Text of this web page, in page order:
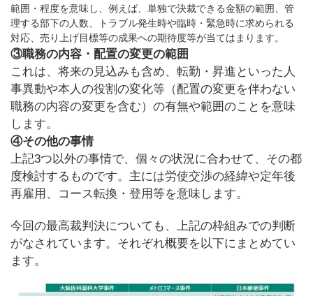
範囲・程度を意味し、例えば、単独で決裁できる金額の範囲、管
理する部下の人数、トラブル発生時や臨時・緊急時に求められる
対応、売り上げ目標等の成果への期待度等が当てはまります。
③職務の内容・配置の変更の範囲
これは、将来の見込みも含め、転勤・昇進といった人
事異動や本人の役割の変化等（配置の変更を伴わない
職務の内容の変更を含む）の有無や範囲のことを意味
します。
④その他の事情
上記3つ以外の事情で、個々の状況に合わせて、その都
度検討するものです。主には労使交渉の経緯や定年後
再雇用、コース転換・登用等を意味します。
今回の最高裁判決についても、上記の枠組みでの判断
がなされています。それぞれ概要を以下にまとめてい
ます。